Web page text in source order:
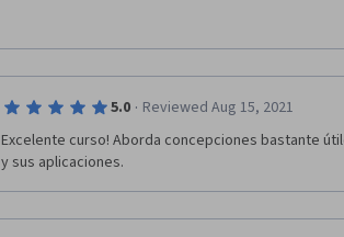
5.0 · Reviewed Aug 15, 2021
Excelente curso! Aborda concepciones bastante
y sus aplicaciones.